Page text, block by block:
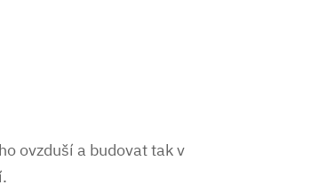
ovzduší a budovat tak v